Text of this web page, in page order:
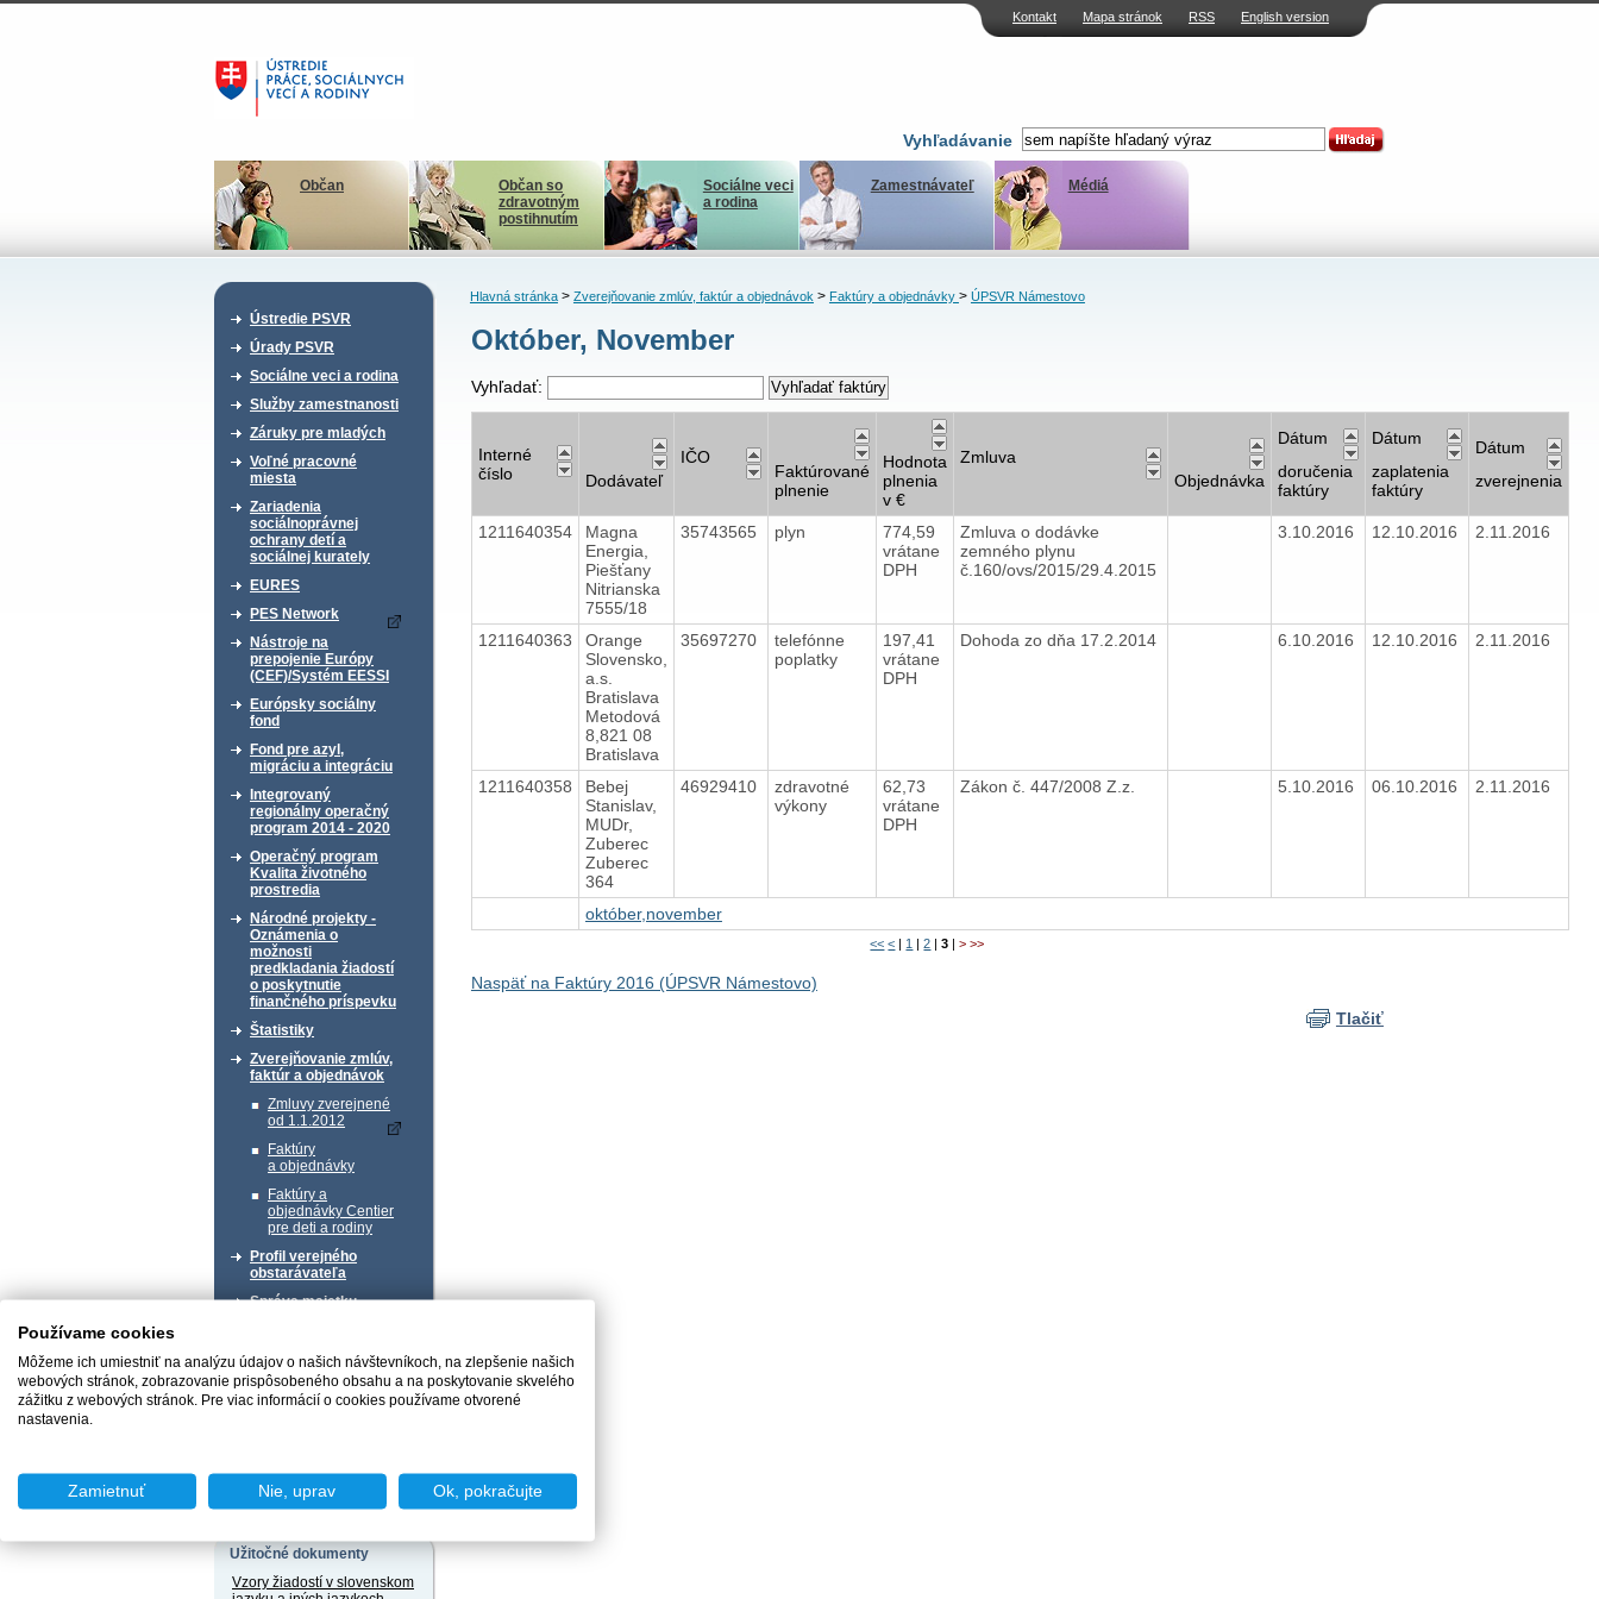
Kontakt Mapa stránok RSS English version
Vyhľadávanie
Občan
Občan so
zdravotným
postihnutím
Sociálne veci
a rodina
Zamestnávateľ Médiá
Ústredie PSVR
Úrady PSVR
Sociálne veci a rodina
Služby zamestnanosti
Záruky pre mladých
Voľné pracovné
miesta
Zariadenia
sociálnoprávnej
ochrany detí a
sociálnej kurately
EURES
PES Network
Nástroje na
prepojenie Európy
(CEF)/Systém EESSI
Európsky sociálny
fond
Fond pre azyl,
migráciu a integráciu
Integrovaný
regionálny operačný
program 2014 - 2020
Operačný program
Kvalita životného
prostredia
Národné projekty -
Oznámenia o
možnosti
predkladania žiadostí
o poskytnutie
finančného príspevku
Štatistiky
Zverejňovanie zmlúv,
faktúr a objednávok
Zmluvy zverejnené
od 1.1.2012
Faktúry
a objednávky
Faktúry a
objednávky Centier
pre deti a rodiny
Profil verejného
obstarávateľa
Správa majetku
Chcem podať podnet
Užitočné dokumenty
Vzory žiadostí v slovenskom
Hlavná stránka> Zverejňovanie zmlúv, faktúr a objednávok> Faktúry a objednávky > ÚPSVR Námestovo
Október, November
Vyhľadať:
Interné
číslo
Dodávateľ
IČO
Faktúrované
plnenie
Hodnota
plnenia
v €
Zmluva
Objednávka
Dátum
doručenia
faktúry
Dátum
zaplatenia
faktúry
Dátum
zverejnenia
1211640354
Magna
Energia,
Piešťany
Nitrianska
7555/18
35743565 plyn
774,59
vrátane
DPH
Zmluva o dodávke
zemného plynu
č.160/ovs/2015/29.4.2015
3.10.2016 12.10.2016 2.11.2016
1211640363
Orange
Slovensko,
a.s.
Bratislava
Metodová
8,821 08
Bratislava
35697270
telefónne
poplatky
197,41
vrátane
DPH
Dohoda zo dňa 17.2.2014 6.10.2016 12.10.2016 2.11.2016
1211640358
Bebej
Stanislav,
MUDr,
Zuberec
Zuberec
364
46929410
zdravotné
výkony
62,73
vrátane
DPH
Zákon č. 447/2008 Z.z. 5.10.2016 06.10.2016 2.11.2016
október,november
<< < | 1 |2 |3 |> >>
Naspäť na Faktúry 2016 (ÚPSVR Námestovo)
Tlačiť
Používame cookies
Môžeme ich umiestniť na analýzu údajov o našich návštevníkoch, na zlepšenie našich
webových stránok, zobrazovanie prispôsobeného obsahu a na poskytovanie skvelého
zážitku z webových stránok. Pre viac informácií o cookies používame otvorené
nastavenia.
Zamietnuť Nie, uprav Ok, pokračujte